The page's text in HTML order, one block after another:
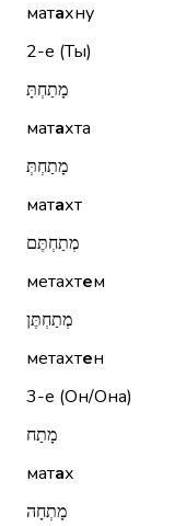
матахну
2-е (Ты)
מָתַחְתָּ
матахта
מָתַחְתְּ
матахт
מְתַחְתֶּם
метахтем
מְתַחְתֶּן
метахтен
3-е (Он/Она)
מָתַח
матах
מָתְחָה